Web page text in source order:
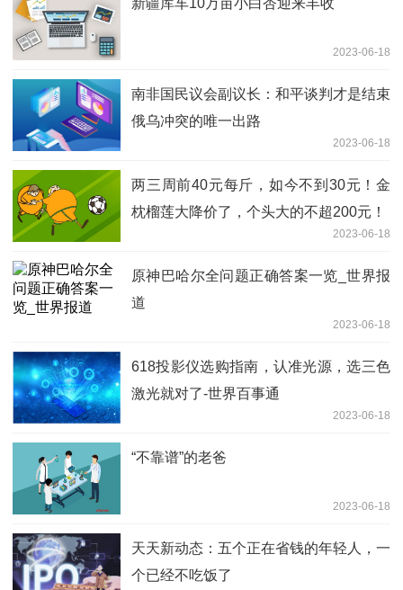
新疆库车10万亩小白杏迎来丰收
2023-06-18
南非国民议会副议长：和平谈判才是结束
俄乌冲突的唯一出路
2023-06-18
两三周前40元每斤，如今不到30元！金
枕榴莲大降价了，个头大的不超200元！
2023-06-18
原神巴哈尔全问题正确答案一览_世界报
道
2023-06-18
618投影仪选购指南，认准光源，选三色
激光就对了-世界百事通
2023-06-18
“不靠谱”的老爸
2023-06-18
天天新动态：五个正在省钱的年轻人，一
个已经不吃饭了